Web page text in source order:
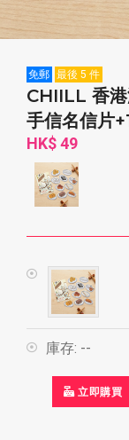
免郵 最後 5 件
CHIILL 香
手信名信片
HK$ 49
庫存: --
立即購買